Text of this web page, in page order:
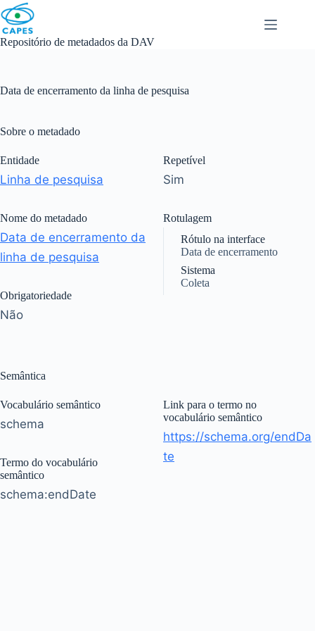
Skip
to
content
Repositório de metadados da DAV
Data de encerramento da linha de pesquisa
Sobre o metadado
Entidade
Linha de pesquisa
Nome do metadado
Data de encerramento da
linha de pesquisa
Obrigatoriedade
Não
Repetível
Sim
Rotulagem
Rótulo na interface
Data de encerramento
Sistema
Coleta
Semântica
Vocabulário semântico
schema
Termo do vocabulário
semântico
schema:endDate
Link para o termo no
vocabulário semântico
https://schema.org/endDa
te